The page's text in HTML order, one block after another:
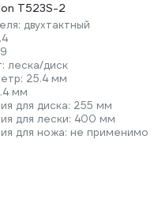
Т523S-2
двухтактный
леска/диск
25.4 мм
мм
для диска: 255 мм
для лески: 400 мм
для ножа: не применимо